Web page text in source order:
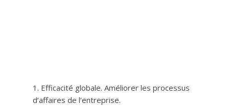
1. Efficacité globale. Améliorer les processus
d’affaires de l’entreprise.